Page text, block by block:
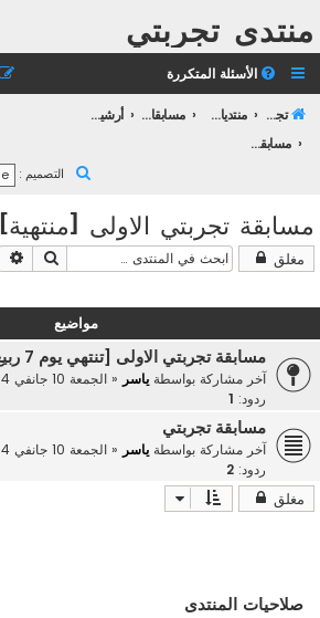
منتدى تجربتي
الأسئلة المتكررة
تجربتي منتديات التعليم الثانوي مسابقات تجربتــي
أرشيف مسابقات تجربتي
مسابقة تجربتي الاولى [منتهية]
التصميم :
ث
مسابقة تجربتي الاولى [منتهية]
مغلق بحث
مواضيع
مسابقة تجربتي الاولى [تنتهي يوم 7 ربيع الاول 1435هـ]
آخر مشاركة بواسطة ياسر « الجمعة 10 جانفي 2014 14:32
ردود: 1
مسابقة تجربتي
آخر مشاركة بواسطة ياسر « الجمعة 10 جانفي 2014 14:39
ردود: 2
مغلق
صلاحيات المنتدى